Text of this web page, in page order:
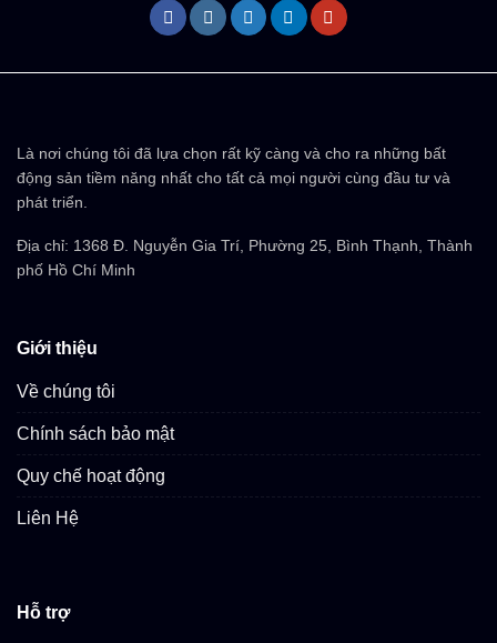
Là nơi chúng tôi đã lựa chọn rất kỹ càng và cho ra những bất
động sản tiềm năng nhất cho tất cả mọi người cùng đầu tư và
phát triển.
Địa chỉ: 1368 Đ. Nguyễn Gia Trí, Phường 25, Bình Thạnh, Thành
phố Hồ Chí Minh
Giới thiệu
Về chúng tôi
Chính sách bảo mật
Quy chế hoạt động
Liên Hệ
Hỗ trợ